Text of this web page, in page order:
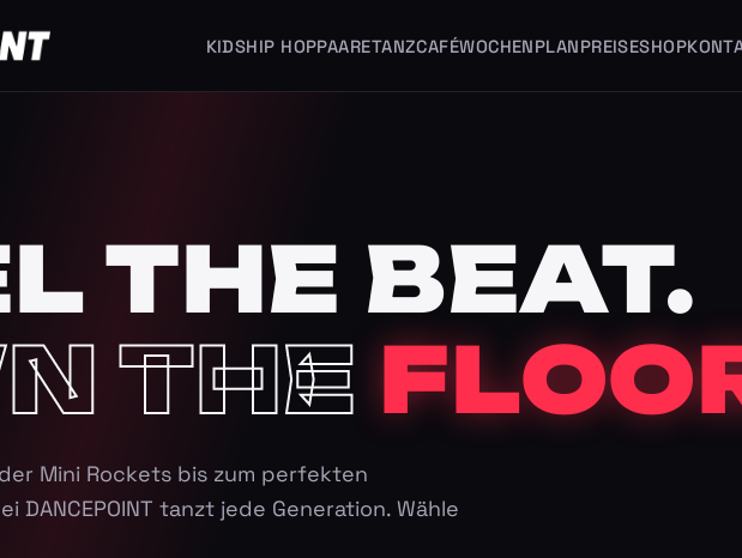
KIDSHIP HOPPAARETANZCAFÉWOCHENPLANPREISESHOP
THE BEAT.
THE
Mini Rockets bis zum perfekten
DANCEPOINT tanzt jede Generation. Wähle